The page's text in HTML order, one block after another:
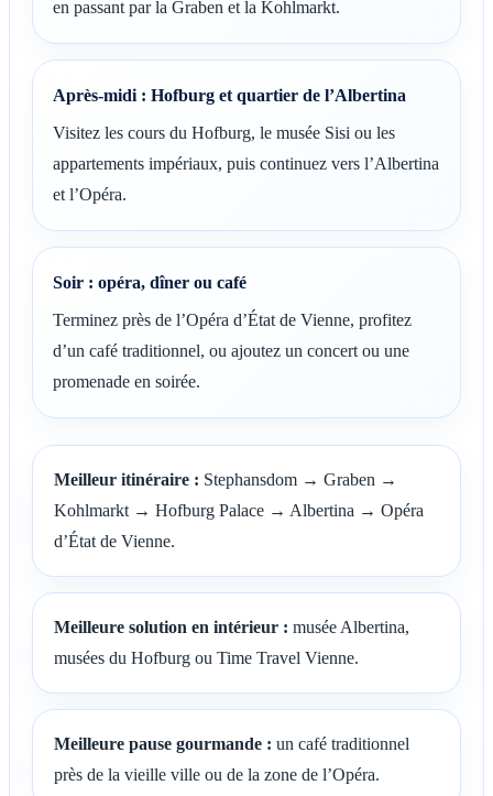
en passant par la Graben et la Kohlmarkt.
Après-midi : Hofburg et quartier de l’Albertina
Visitez les cours du Hofburg, le musée Sisi ou les
appartements impériaux, puis continuez vers l’Albertina
et l’Opéra.
Soir : opéra, dîner ou café
Terminez près de l’Opéra d’État de Vienne, profitez
d’un café traditionnel, ou ajoutez un concert ou une
promenade en soirée.
Meilleur itinéraire : Stephansdom → Graben →
Kohlmarkt → Hofburg Palace → Albertina → Opéra
d’État de Vienne.
Meilleure solution en intérieur : musée Albertina,
musées du Hofburg ou Time Travel Vienne.
Meilleure pause gourmande : un café traditionnel
près de la vieille ville ou de la zone de l’Opéra.